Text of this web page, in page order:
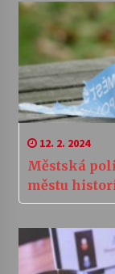
12. 2. 2024
Městská
městu